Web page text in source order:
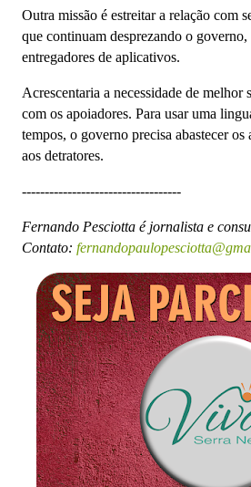
Outra missão é estreitar a relação com
que continuam desprezando o
entregadores de aplicativos.
Acrescentaria a necessidade de melhor
com os apoiadores. Para usar uma
tempos, o governo precisa abastecer os
aos detratores.
-----------------------------------
Fernando Pesciotta é jornalista e
Contato: